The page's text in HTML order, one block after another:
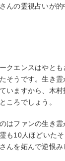
んの霊視占いが
クエンスはやと
そうです。生き
いますから、木
ころでしょう。
はファンの生き
も10人ほどいた
んを妬んで逆恨